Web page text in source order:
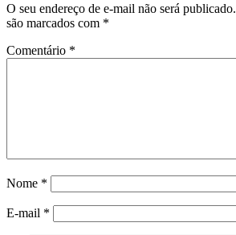
O seu endereço de e-mail não será publicado.
são marcados com *
Comentário *
Nome *
E-mail *